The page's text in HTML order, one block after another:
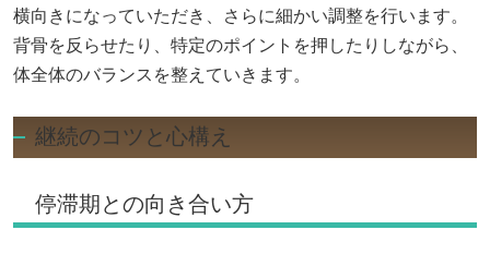
横向きになっていただき、さらに細かい調整を行います。
背骨を反らせたり、特定のポイントを押したりしながら、
体全体のバランスを整えていきます。
継続のコツと心構え
停滞期との向き合い方